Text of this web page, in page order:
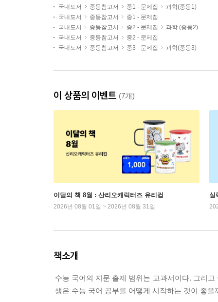
국내도서 중등참고서 중1 - 문제집
과학(중등1)
국내도서
중등참고서
중1 - 문제집
국내도서
중등참고서 중2 - 문제집
과학 (중등2)
국내도서
중등참고서
중2 - 문제집
국내도서
중등참고서 중3 - 문제집 과학(중등3)
이 상품의 이벤트 (7개)
이달의 책 8월 : 산리오캐릭터즈 유리컵
2026년 08월 01일 ~ 2026년 08월 31일
실
책소개
수능 국어의 지문 출제 범위는 교과서이다. 그리
생은 수능 국어 공부를 어떻게 시작하는 것이 좋을